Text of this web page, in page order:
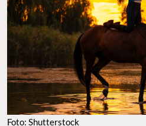
Foto: Shutterstock